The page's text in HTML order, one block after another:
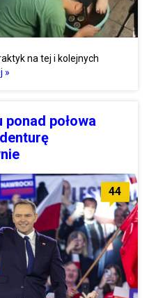
na tej i kolejnych
»
połowa
44